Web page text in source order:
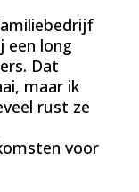
een long
Dat
maar ik
rust ze
voor